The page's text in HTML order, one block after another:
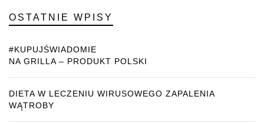
OSTATNIE WPISY
#KUPUJŚWIADOMIE
NA GRILLA – PRODUKT POLSKI
DIETA W LECZENIU WIRUSOWEGO ZAPALENIA
WĄTROBY